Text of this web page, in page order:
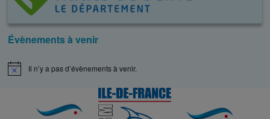
Évènements à venir
N
Il n’y a pas d’évènements à venir.